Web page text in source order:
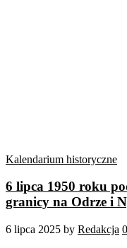
Kalendarium historyczne
6 lipca 1950 roku
granicy na Odrze i
6 lipca 2025 by Redakcja